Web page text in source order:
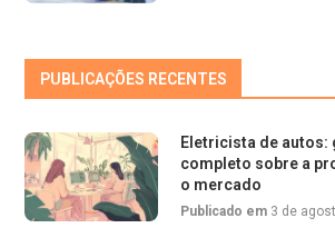
PUBLICAÇÕES RECENTES
Eletricista de autos:
completo sobre a
o mercado
Publicado em 3 de